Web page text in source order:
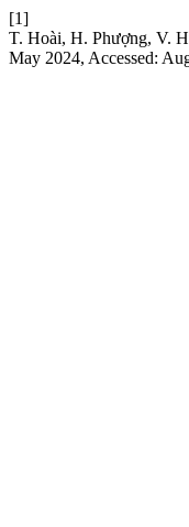
[1]
T. Hoài, H. Phượng, V.
May 2024, Accessed: